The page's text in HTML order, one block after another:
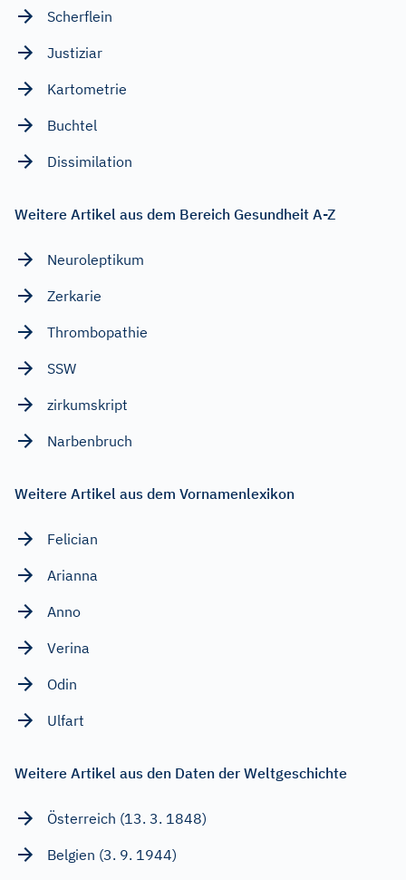
Scherflein
Justiziar
Kartometrie
Buchtel
Dissimilation
Weitere Artikel aus dem Bereich Gesundheit A-Z
Neuroleptikum
Zerkarie
Thrombopathie
SSW
zirkumskript
Narbenbruch
Weitere Artikel aus dem Vornamenlexikon
Felician
Arianna
Anno
Verina
Odin
Ulfart
Weitere Artikel aus den Daten der Weltgeschichte
Österreich (13. 3. 1848)
Belgien (3. 9. 1944)